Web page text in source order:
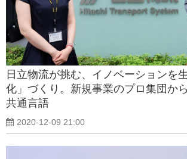
日立物流が挑む、イノベーションを
化」づくり。新規事業のプロ集団か
共通言語
2020-12-09 21:00